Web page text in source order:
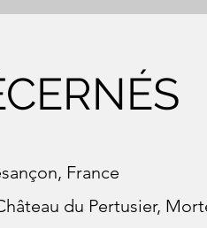
France
du Pertusier,